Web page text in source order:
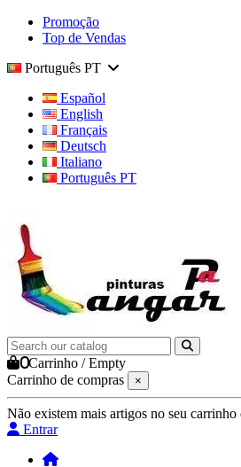
Promoção
Top de Vendas
Português PT
Español
English
Français
Deutsch
Italiano
Português PT
0Carrinho /Empty
Carrinho de compras
×
Não existem mais artigos no seu carrinho
Entrar